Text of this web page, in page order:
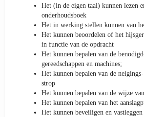
Het (in de eigen taal) kunnen lezen
onderhoudsboek
Het in werking stellen kunnen van
Het kunnen beoordelen of het
in functie van de opdracht
Het kunnen bepalen van de
gereedschappen en machines;
Het kunnen bepalen van de
strop
Het kunnen bepalen van de wijze
Het kunnen bepalen van het
Het kunnen beveiligen en